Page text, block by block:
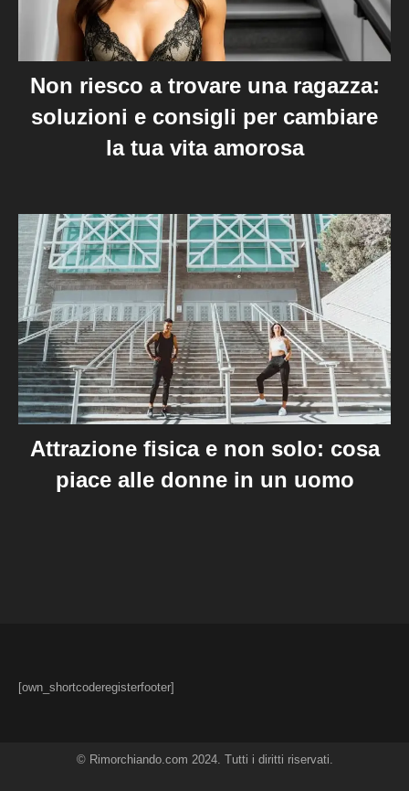
Non riesco a trovare una ragazza:
soluzioni e consigli per cambiare
la tua vita amorosa
Attrazione fisica e non solo: cosa
piace alle donne in un uomo
[own_shortcoderegisterfooter]
© Rimorchiando.com 2024. Tutti i diritti riservati.